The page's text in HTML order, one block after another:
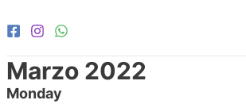
Marzo 2022
Monday